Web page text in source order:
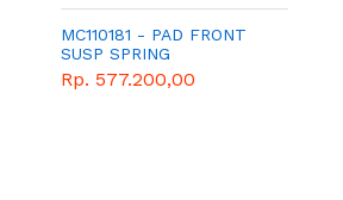
MC110181 - PAD FRONT
SUSP SPRING
Rp. 577.200,00